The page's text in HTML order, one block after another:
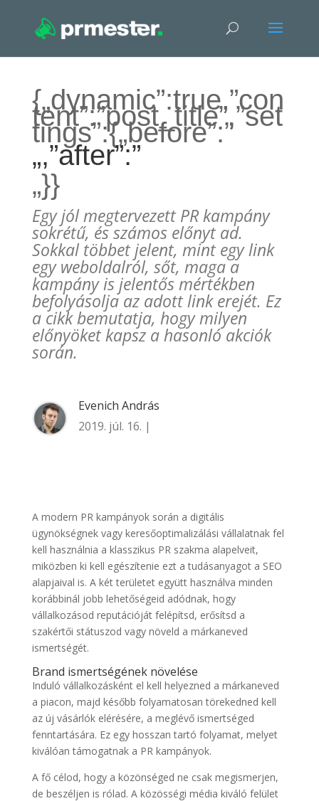
{„dynamic”:true,”con
tent”:”post_title”,”set
tings”:{„before”:”
„,”after”:”
„}}
Egy jól megtervezett PR kampány
sokrétű, és számos előnyt ad.
Sokkal többet jelent, mint egy link
egy weboldalról, sőt, maga a
kampány is jelentős mértékben
befolyásolja az adott link erejét. Ez
a cikk bemutatja, hogy milyen
előnyöket kapsz a hasonló akciók
során.
Evenich András
2019. júl. 16. |
A modern PR kampányok során a digitális
ügynökségnek vagy keresőoptimalizálási vállalatnak fel
kell használnia a klasszikus PR szakma alapelveit,
miközben ki kell egészítenie ezt a tudásanyagot a SEO
alapjaival is. A két területet együtt használva minden
korábbinál jobb lehetőségeid adódnak, hogy
vállalkozásod reputációját felépítsd, erősítsd a
szakértői státuszod vagy növeld a márkaneved
ismertségét.
Brand ismertségének növelése
Induló vállalkozásként el kell helyezned a márkaneved
a piacon, majd később folyamatosan törekedned kell
az új vásárlók elérésére, a meglévő ismertséged
fenntartására. Ez egy hosszan tartó folyamat, melyet
kiválóan támogatnak a PR kampányok.
A fő célod, hogy a közönséged ne csak megismerjen,
de beszéljen is rólad. A közösségi média kiváló felület